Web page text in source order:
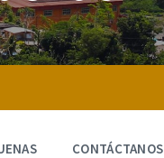
CONTÁCTANOS